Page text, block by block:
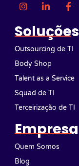
Soluções
Outsourcing de TI
Body Shop
Talent as a Service
Squad de TI
Terceirização de TI
Empresa
Quem Somos
Blog